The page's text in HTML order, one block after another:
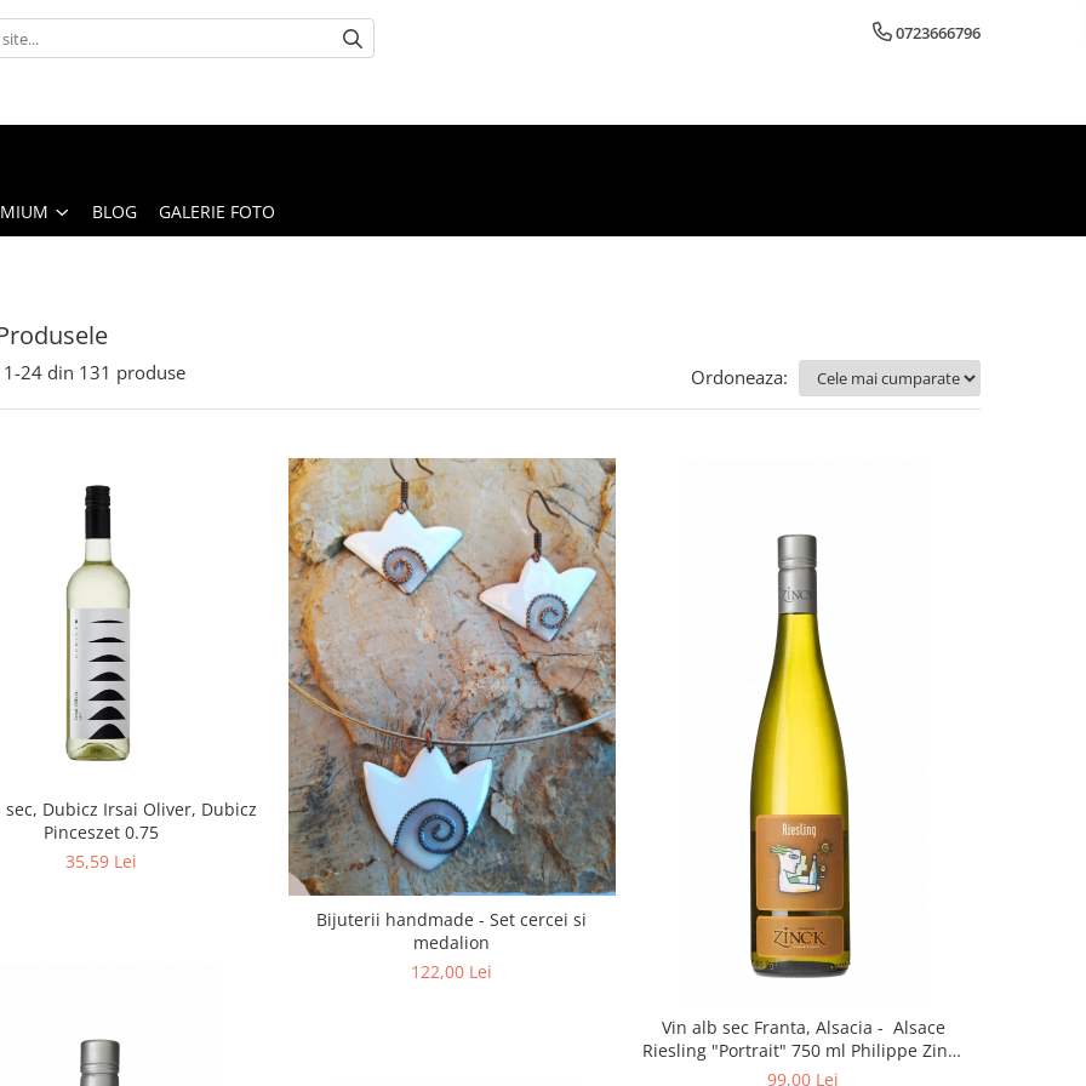
0723666796
BLOG GALERIE FOTO
1-24 din 131 produse Ordoneaza:
sec, Dubicz Irsai Oliver, Dubicz
Pinceszet 0.75
35,59 Lei
Bijuterii handmade - Set cercei si
medalion
122,00 Lei
Vin alb sec Franta, Alsacia - Alsace
Riesling "Portrait" 750 ml Philippe Zinck
- Domaine Zinck
99,00 Lei